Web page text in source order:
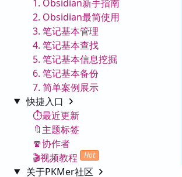
1. Obsidian新手指南
2. Obsidian最简使用
3. 笔记基本管理
4. 笔记基本查找
5. 笔记基本信息挖掘
6. 笔记基本备份
7. 简单案例展示
快捷入口
⏱️最近更新
🔖主题标签
🧣协作者
🎬视频教程
Hot
关于PKMer社区